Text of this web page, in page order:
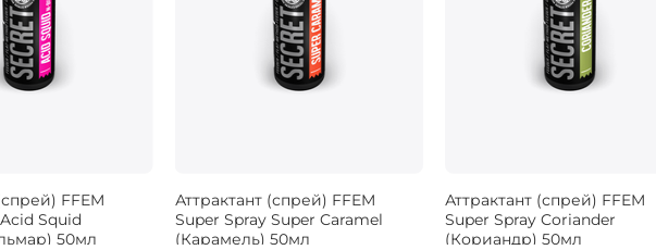
FFEM
Squid
50мл
Аттрактант (спрей) FFEM
Super Spray Super Caramel
(Карамель) 50мл
Аттрактант (спрей) FFEM
Super Spray Coriander
(Кориандр) 50мл